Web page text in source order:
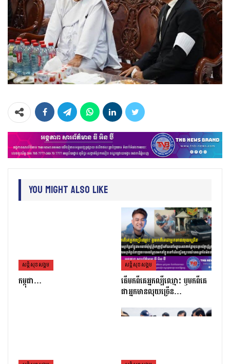
You Might Also Like
សន្តិសុខសង្គម
កម្ពុជា…
សន្តិសុខសង្គម
តេីមកពីគេអ្នកល្បីឈ្មោះ​ ឫមកពីគេ
ជាអ្នកមានលុយច្រេីន​…